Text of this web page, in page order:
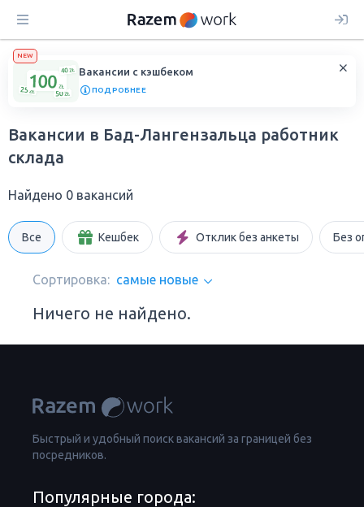
NEW
Вакансии с кэшбеком
ПОДРОБНЕЕ
Вакансии в Бад-Лангензальца работник
склада
Найдено 0 вакансий
Все Кешбек Отклик без анкеты Без
Сортировка: самые новые
Ничего не найдено.
Быстрый и удобный поиск вакансий за границей без
посредников.
Популярные города: